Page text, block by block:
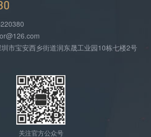
市宝安西乡街道润东晟工业园10栋七楼2号
关注官方公众号